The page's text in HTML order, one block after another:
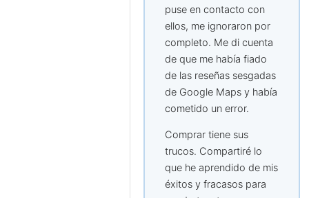
puse en contacto con
ellos, me ignoraron por
completo. Me di cuenta
de que me había fiado
de las reseñas sesgadas
de Google Maps y había
cometido un error.
Comprar tiene sus
trucos. Compartiré lo
que he aprendido de mis
éxitos y fracasos para